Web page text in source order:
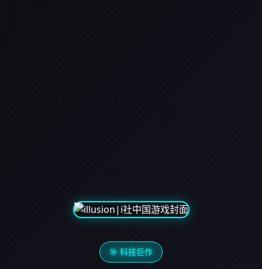
🎯 科技巨作